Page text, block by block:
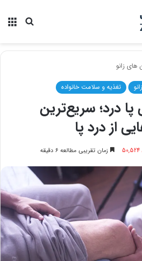
های زانو
تغذیه و سلامت خانواده
درد؛ سریع‌ترین
از درد پا
50,524 زمان تقریبی مطالعه ۶ دقیقه